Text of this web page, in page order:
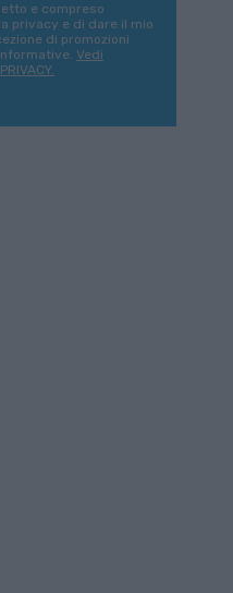
e compreso
privacy e di dare il mio
di promozioni
Vedi